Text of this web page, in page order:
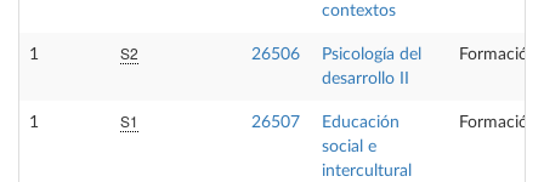
contextos
1 S2 26506
Psicología del
desarrollo II
Formación
1 S1 26507
Educación
social e
intercultural
Formación